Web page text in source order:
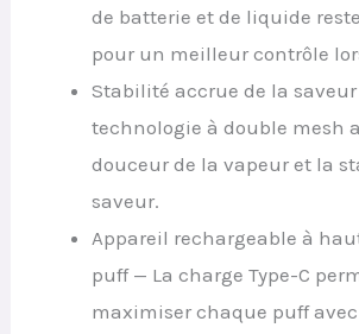
de batterie et de liquide
pour un meilleur contrôle
Stabilité accrue de la saveur
technologie à double mesh
douceur de la vapeur et la
saveur.
Appareil rechargeable à
puff — La charge Type-C
maximiser chaque puff